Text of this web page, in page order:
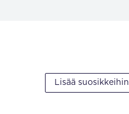
Lisää suosikkeihin